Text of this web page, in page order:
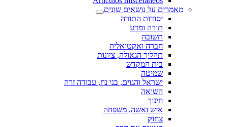
מאמרים על נושאים שונים
יסודות התורה
תורה ומדע
תשובה
חברה ואקטואליה
תהליך הגאולה, ציונות
בית המקדש
שמיטה
ישראל והגוים, בני נח, עבודה זרה
השואה
חינוך
איש ואשה, משפחה
צחוק